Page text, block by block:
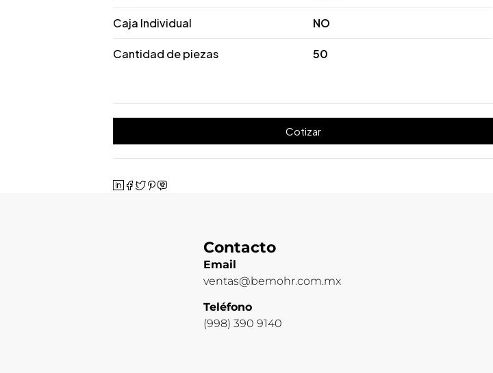
Caja Individual NO
Cantidad de piezas 50
Cotizar
Contacto
Email
ventas@bemohr.com.mx
Teléfono
(998) 390 9140